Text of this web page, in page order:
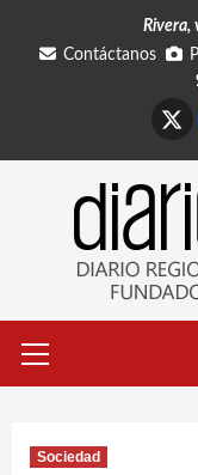
Rivera,
Contáctanos
primario
Sociedad